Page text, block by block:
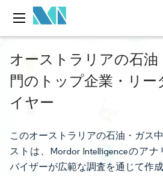
オーストラリアの石油
門のトップ企業・リー
イヤー
このオーストラリアの石油・ガス
ストは、Mordor Intelligenceのア
バイザーが広範な調査を通じて作